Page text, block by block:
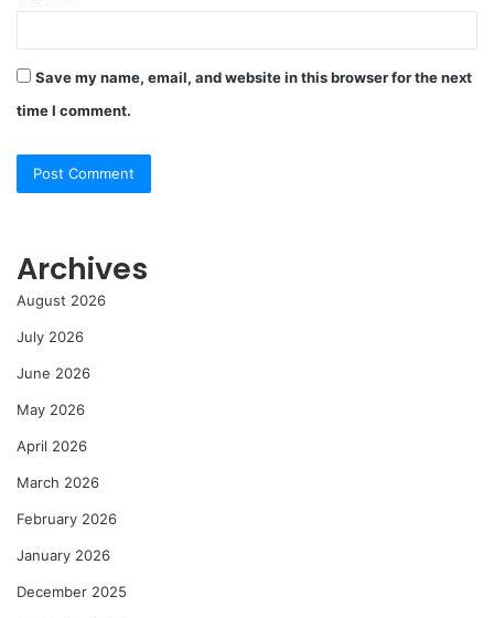
Save my name, email, and website in this browser for the next
time I comment.
Archives
August 2026
July 2026
June 2026
May 2026
April 2026
March 2026
February 2026
January 2026
December 2025